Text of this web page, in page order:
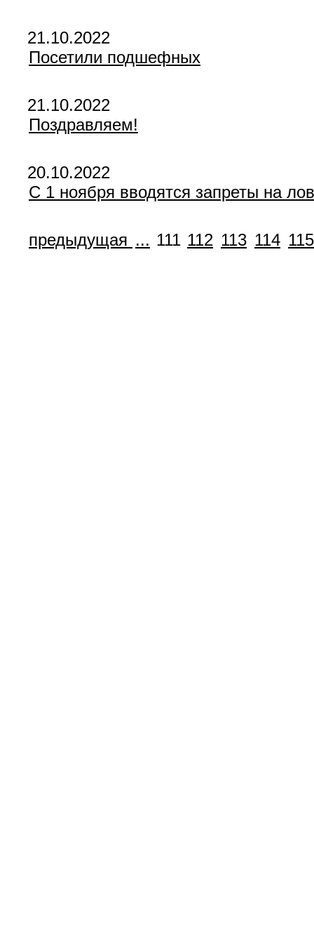
21.10.2022
Посетили подшефных
21.10.2022
Поздравляем!
20.10.2022
С 1 ноября вводятся запреты на
предыдущая ... 111 112 113 114 115